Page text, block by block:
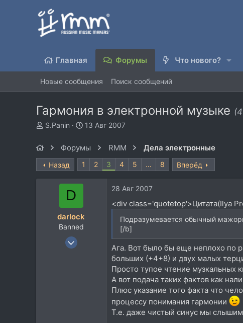
Главная Форумы Что нового?
Новые сообщения Поиск сообщений
Гармония в электронной музыке
А
р
т
S.Panin
Д
а
а
13 Авг 2007
Форумы RMM Дела электронные
Назад 1 2 3 4 5 … 8 Вперёд
D
darlock
Banned
27 Ноя 2005
28 Авг 2007
<div class='quotetop'>Цитата(Ilya
Подразумевается обычный
[/b]
Ага. Вот было бы еще неплохо по
больших (+4+8) и двух малых
Просто тупое чтение музкальных
А вот подача таких фактов как
Плюс указание того факта что
процессу понимания гармонии
Т.е. даже чистый синус мы